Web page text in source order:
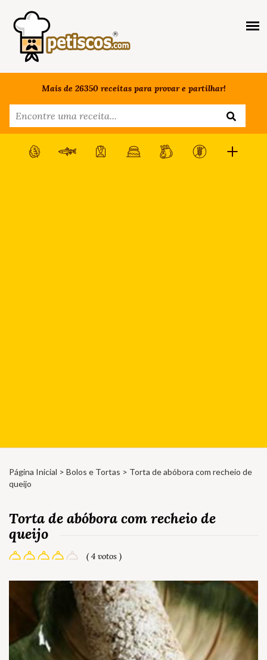
Mais de 26350 receitas para provar e partilhar!
Página Inicial > Bolos e Tortas > Torta de abóbora com recheio de
queijo
Torta de abóbora com recheio de
queijo
( 4 votos )